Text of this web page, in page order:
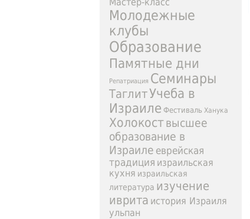
Молодежные
клубы
Образование
Памятные дни
Репатриация Семинары
ТаглитУчеба в
Израиле Фестиваль Ханука
Холокоствысшее
образование в
Израиле еврейская
традиция израильская
кухня израильская
литература изучение
иврита история Израиля
ульпан